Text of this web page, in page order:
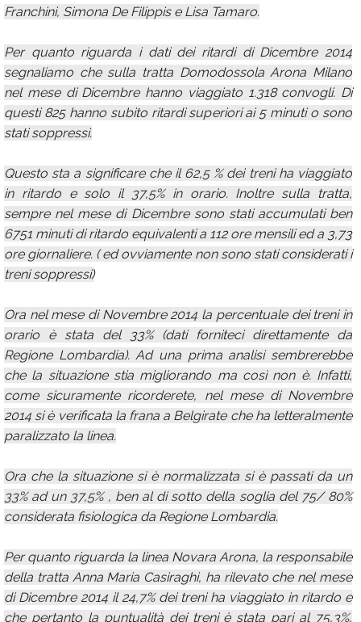
Franchini, Simona De Filippis e Lisa Tamaro.
Per quanto riguarda i dati dei ritardi di Dicembre 2014
segnaliamo che sulla tratta Domodossola Arona Milano
nel mese di Dicembre hanno viaggiato 1.318 convogli. Di
questi 825 hanno subito ritardi superiori ai 5 minuti o sono
stati soppressi.
Questo sta a significare che il 62,5 % dei treni ha viaggiato
in ritardo e solo il 37,5% in orario. Inoltre sulla tratta,
sempre nel mese di Dicembre sono stati accumulati ben
6751 minuti di ritardo equivalenti a 112 ore mensili ed a 3,73
ore giornaliere. ( ed ovviamente non sono stati considerati i
treni soppressi)
Ora nel mese di Novembre 2014 la percentuale dei treni in
orario è stata del 33% (dati forniteci direttamente da
Regione Lombardia). Ad una prima analisi sembrerebbe
che la situazione stia migliorando ma così non è. Infatti,
come sicuramente ricorderete, nel mese di Novembre
2014 si è verificata la frana a Belgirate che ha letteralmente
paralizzato la linea.
Ora che la situazione si è normalizzata si è passati da un
33% ad un 37,5% , ben al di sotto della soglia del 75/ 80%
considerata fisiologica da Regione Lombardia.
Per quanto riguarda la linea Novara Arona, la responsabile
della tratta Anna Maria Casiraghi, ha rilevato che nel mese
di Dicembre 2014 il 24,7% dei treni ha viaggiato in ritardo e
che pertanto la puntualità dei treni è stata pari al 75,3%,